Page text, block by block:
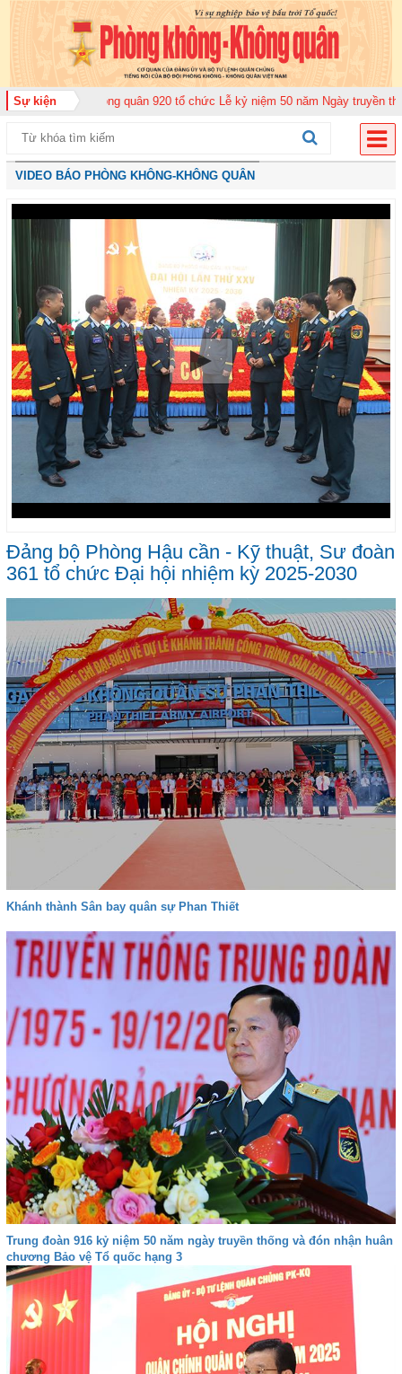
Sự kiện
Không quân 920 tổ chức Lễ kỷ niệm 50 năm Ngày truyền thống (12-11-
VIDEO BÁO PHÒNG KHÔNG-KHÔNG QUÂN
Đảng bộ Phòng Hậu cần - Kỹ thuật, Sư đoàn
361 tổ chức Đại hội nhiệm kỳ 2025-2030
Khánh thành Sân bay quân sự Phan Thiết
Trung đoàn 916 kỷ niệm 50 năm ngày truyền thống và đón nhận huân
chương Bảo vệ Tổ quốc hạng 3